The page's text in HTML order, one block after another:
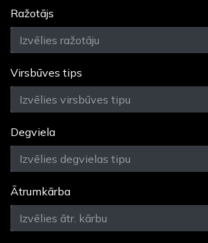
Ražotājs
Izvēlies ražotāju
Virsbūves tips
Izvēlies virsbūves tipu
Degviela
Izvēlies degvielas tipu
Ātrumkārba
Izvēlies ātr. kārbu